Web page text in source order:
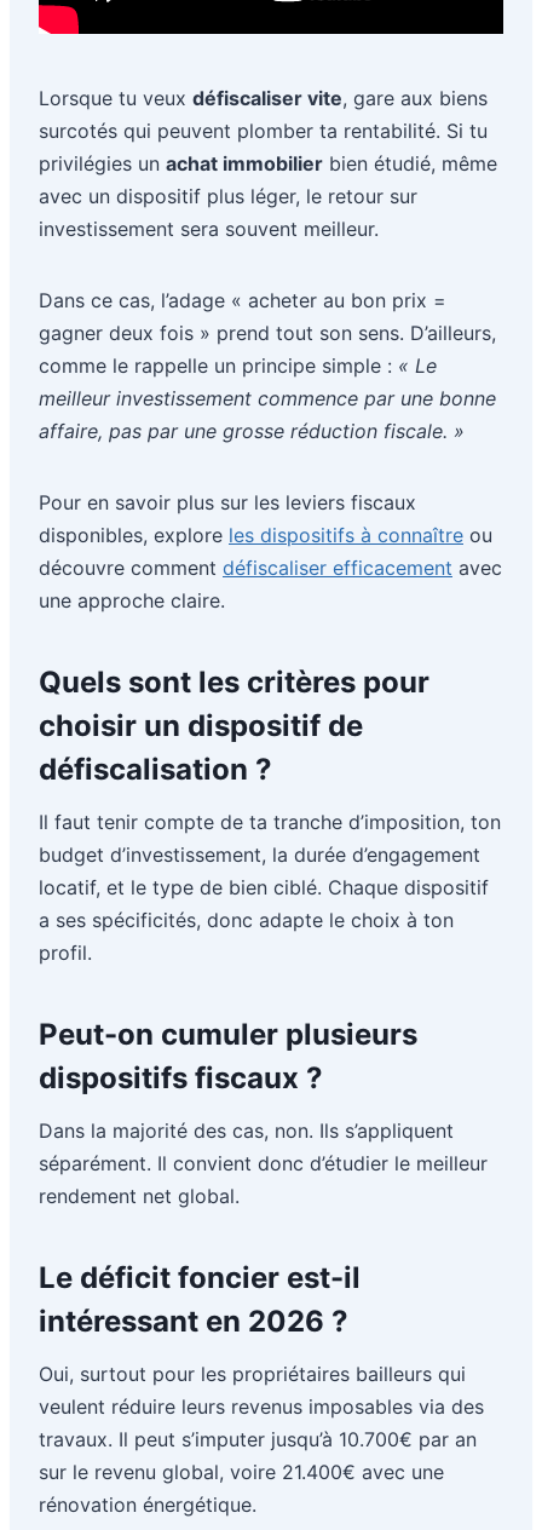
Lorsque tu veux défiscaliser vite, gare aux biens
surcotés qui peuvent plomber ta rentabilité. Si tu
privilégies un achat immobilier bien étudié, même
avec un dispositif plus léger, le retour sur
investissement sera souvent meilleur.
Dans ce cas, l’adage « acheter au bon prix =
gagner deux fois » prend tout son sens. D’ailleurs,
comme le rappelle un principe simple : « Le
meilleur investissement commence par une bonne
affaire, pas par une grosse réduction fiscale. »
Pour en savoir plus sur les leviers fiscaux
disponibles, explore les dispositifs à connaître ou
découvre comment défiscaliser efficacement avec
une approche claire.
Quels sont les critères pour
choisir un dispositif de
défiscalisation ?
Il faut tenir compte de ta tranche d’imposition, ton
budget d’investissement, la durée d’engagement
locatif, et le type de bien ciblé. Chaque dispositif
a ses spécificités, donc adapte le choix à ton
profil.
Peut-on cumuler plusieurs
dispositifs fiscaux ?
Dans la majorité des cas, non. Ils s’appliquent
séparément. Il convient donc d’étudier le meilleur
rendement net global.
Le déficit foncier est-il
intéressant en 2026 ?
Oui, surtout pour les propriétaires bailleurs qui
veulent réduire leurs revenus imposables via des
travaux. Il peut s’imputer jusqu’à 10.700€ par an
sur le revenu global, voire 21.400€ avec une
rénovation énergétique.